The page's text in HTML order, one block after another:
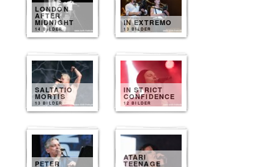
LONDON
AFTER
MIDNIGHT
14 BILDER
IN EXTREMO
13 BILDER
SALTATIO
MORTIS
13 BILDER
IN STRICT
CONFIDENCE
12 BILDER
PETER
ATARI
TEENAGE